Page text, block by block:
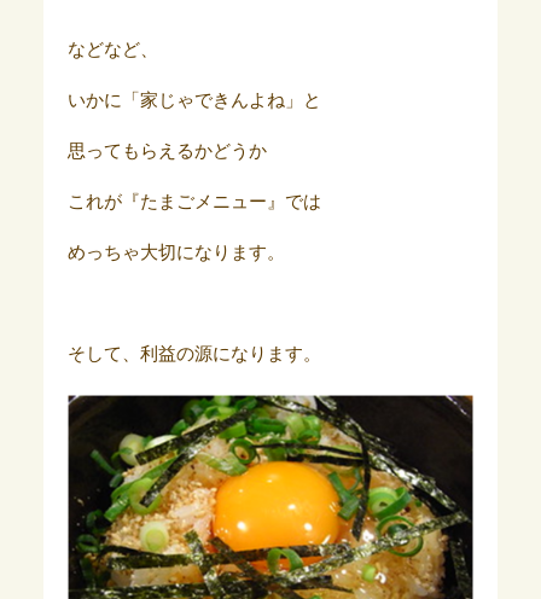
などなど、
いかに「家じゃできんよね」と
思ってもらえるかどうか
これが『たまごメニュー』では
めっちゃ大切になります。
そして、利益の源になります。